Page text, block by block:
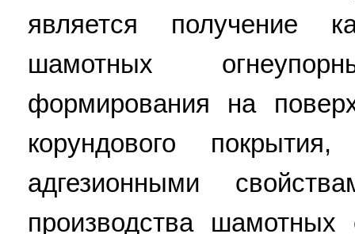
является получение
шамотных
формирования на
корундового
адгезионными
производства шамотных